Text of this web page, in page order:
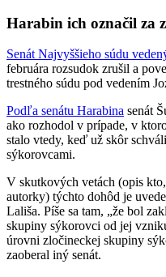
Harabin ich označil za
Senát Najvyššieho súdu
februára rozsudok zrušil a
trestného súdu pod vedením
Podľa senátu Harabina senát
ako rozhodol v prípade, v
stalo vtedy, keď už skôr
sýkorovcami.
V skutkových vetách (opis
autorky) týchto dohôd je
Lališa. Píše sa tam, „že bol
skupiny sýkorovci od jej
úrovni zločineckej skupiny
zaoberal iný senát.